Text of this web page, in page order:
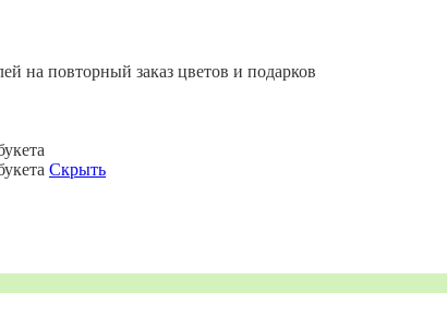
на повторный заказ цветов и подарков
Скрыть